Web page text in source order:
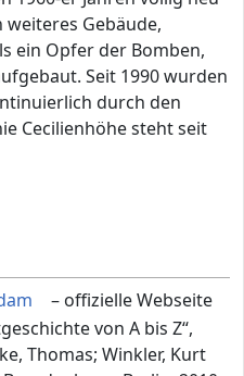
Gebäude,
ein Opfer der Bomben,
Seit 1990 wurden
durch den
Cecilienhöhe steht seit
– offizielle Webseite
von A bis Z“,
Thomas; Winkler, Kurt